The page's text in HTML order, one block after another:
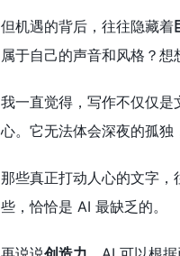
但机遇的背后，往往隐藏着
属于自己的声音和风格？想
我一直觉得，写作不仅仅
心。它无法体会深夜的孤独
那些真正打动人心的文字
些，恰恰是 AI 最缺乏的。